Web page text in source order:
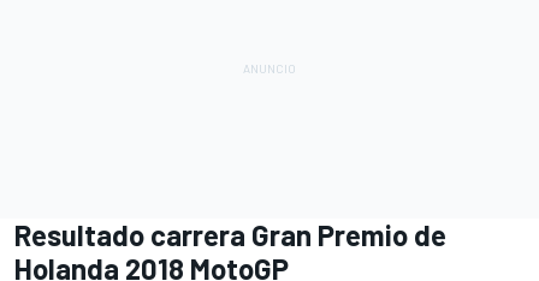
Resultado carrera Gran Premio de
Holanda 2018 MotoGP